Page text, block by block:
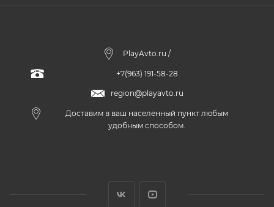
PlayAvto.ru /
+7(963) 191-58-28
region@playavto.ru
Доставим в ваш населенный пункт любым
удобным способом.